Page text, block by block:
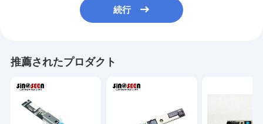
続行
推薦されたプロダクト